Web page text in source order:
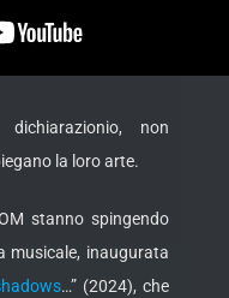
non
la loro arte.
stanno spingendo
musicale, inaugurata
…” (2024), che